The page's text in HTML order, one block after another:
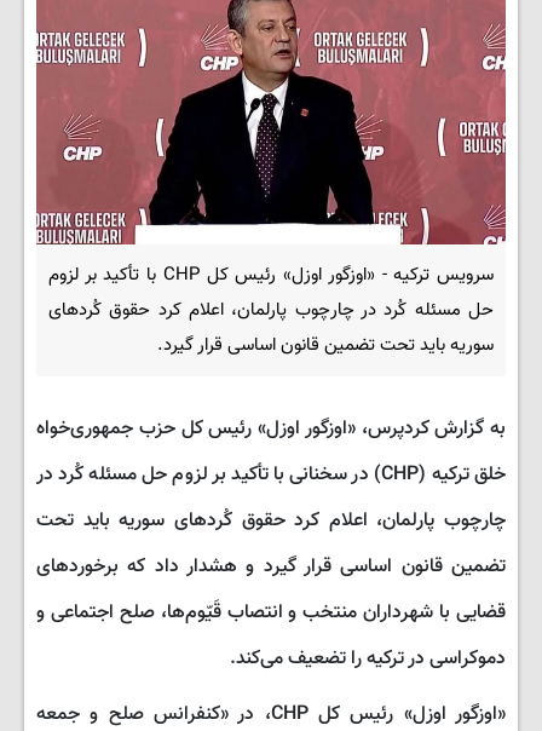
سرویس ترکیه - «اوزگور اوزل» رئیس کل CHP با تأکید بر لزوم
حل مسئله کُرد در چارچوب پارلمان، اعلام کرد حقوق کُردهای
سوریه باید تحت تضمین قانون اساسی قرار گیرد.
به گزارش کردپرس، «اوزگور اوزل» رئیس کل حزب جمهوری‌خواه
خلق ترکیه (CHP) در سخنانی با تأکید بر لزوم حل مسئله کُرد در
چارچوب پارلمان، اعلام کرد حقوق کُردهای سوریه باید تحت
تضمین قانون اساسی قرار گیرد و هشدار داد که برخوردهای
قضایی با شهرداران منتخب و انتصاب قَیّوم‌ها، صلح اجتماعی و
دموکراسی در ترکیه را تضعیف می‌کند.
«اوزگور اوزل» رئیس کل CHP، در «کنفرانس صلح و جمعه